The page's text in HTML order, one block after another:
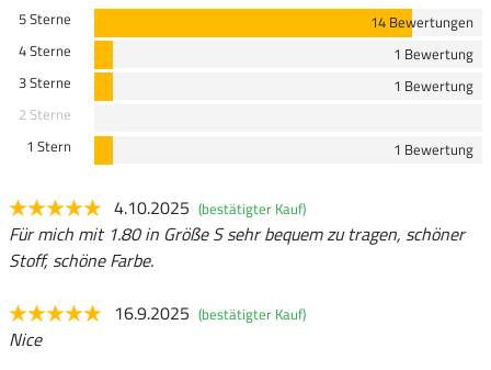
5 Sterne
14 Bewertungen
4 Sterne
1 Bewertung
3 Sterne
1 Bewertung
2 Sterne
1 Stern
1 Bewertung
4.10.2025 (bestätigter Kauf)
Für mich mit 1.80 in Größe S sehr bequem zu tragen, schöner
Stoff, schöne Farbe.
16.9.2025 (bestätigter Kauf)
Nice